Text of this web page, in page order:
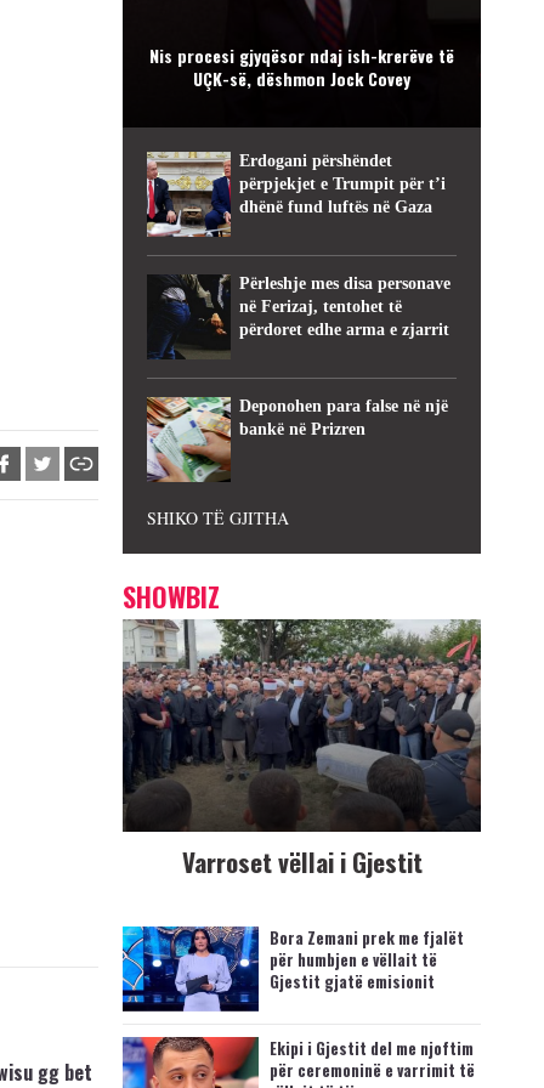
gg bet
Nis procesi gjyqësor ndaj ish-krerëve të
UÇK-së, dëshmon Jock Covey
Erdogani përshëndet
përpjekjet e Trumpit për t’i
dhënë fund luftës në Gaza
Përleshje mes disa personave
në Ferizaj, tentohet të
përdoret edhe arma e zjarrit
Deponohen para false në një
bankë në Prizren
SHIKO TË GJITHA
SHOWBIZ
Varroset vëllai i Gjestit
Bora Zemani prek me fjalët
për humbjen e vëllait të
Gjestit gjatë emisionit
Ekipi i Gjestit del me njoftim
për ceremoninë e varrimit të